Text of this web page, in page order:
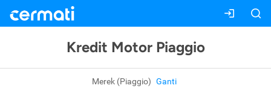
Kredit Motor Piaggio
Merek (Piaggio) Ganti